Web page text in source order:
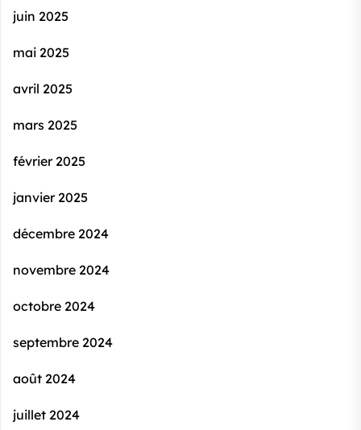
juin 2025
mai 2025
avril 2025
mars 2025
février 2025
janvier 2025
décembre 2024
novembre 2024
octobre 2024
septembre 2024
août 2024
juillet 2024